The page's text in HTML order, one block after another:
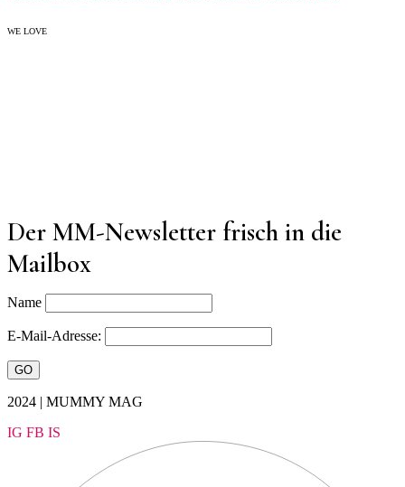
WE LOVE
Der MM-Newsletter frisch in die
Mailbox
Name
E-Mail-Adresse:
2024 | MUMMY MAG
IG FB IS